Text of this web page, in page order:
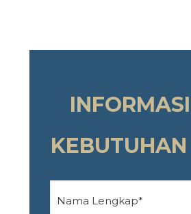
Lengkap